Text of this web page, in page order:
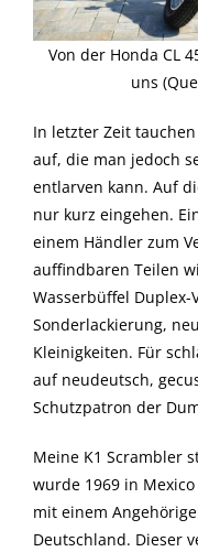
Von der Honda CL
uns
In letzter Zeit
auf, die man jedoch
entlarven kann. Auf
nur kurz eingehen.
einem Händler zum
auffindbaren Teilen
Wasserbüffel
Sonderlackierung,
Kleinigkeiten. Für
auf neudeutsch,
Schutzpatron der
Meine K1 Scrambler
wurde 1969 in
mit einem
Deutschland. Dieser